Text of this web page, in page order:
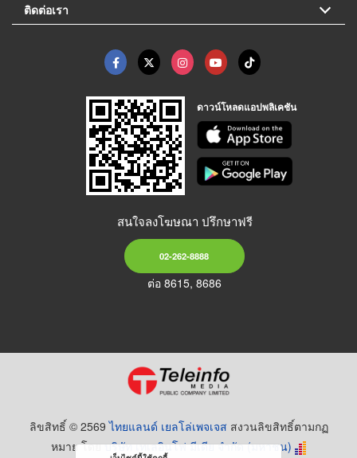
ติดต่อเรา
ดาวน์โหลดแอปพลิเคชัน
สนใจลงโฆษณา ปรึกษาฟรี
02-262-8888
ต่อ 8615, 8686
ลิขสิทธิ์ © 2569ไทยแลนด์ เยลโล่เพจเจส สงวนลิขสิทธิ์ตามกฏ
หมาย โดยบริษัท เทเลอินโฟ มีเดีย จำกัด (มหาชน)